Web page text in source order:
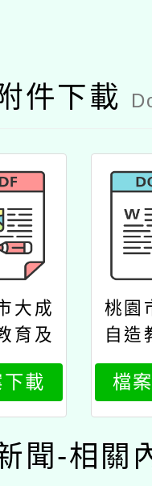
件下載
大成
育及
心辦
年4月
習公
載
桃園
自造
科技
理
教師
程
檔
聞-相關